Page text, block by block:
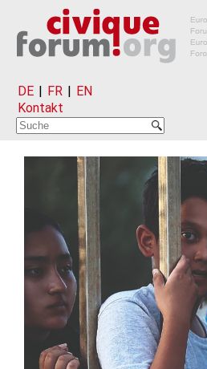
DE | FR | EN
Kontakt